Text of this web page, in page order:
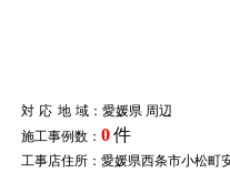
対応地域：愛媛県 周辺
施工事例数： 0件
工事店住所：愛媛県西条市小松町